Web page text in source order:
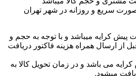
سریع و روزانه در شهر تهران
کرایه میباشد و با توجه به حجم و
از ارسال همراه هزینه فاکتور دریافت
می باشد و در زمان تحویل کالا به
میشود.